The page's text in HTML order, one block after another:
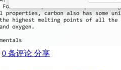
0 条评论 分享